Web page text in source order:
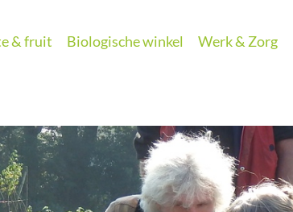
& fruit Biologische winkel Werk & Zorg